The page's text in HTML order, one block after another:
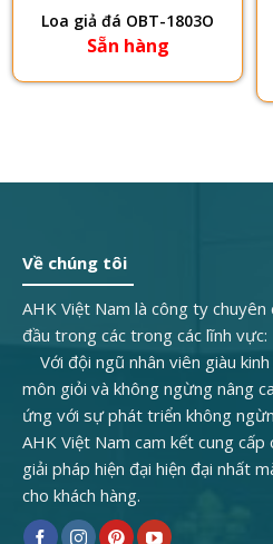
Loa giả đá OBT-1803O
Sẵn hàng
Về chúng tôi
AHK Việt Nam là công ty
đầu trong các trong các lĩnh vực:
Với đội ngũ nhân viên giàu
môn giỏi và không ngừng nâng
ứng với sự phát triển không
AHK Việt Nam cam kết cung cấp
giải pháp hiện đại hiện đại nhất
cho khách hàng.